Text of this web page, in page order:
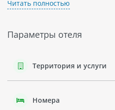
аэропорта.
посетить различные
культурным наследием и
В непосредственной близости
короткой прогулки есть парки
Читать полностью
Параметры отеля
Территория и услуги
Номера